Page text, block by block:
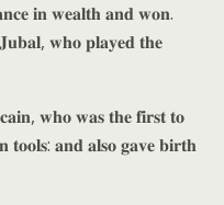
𝐢𝐧 𝐰𝐞𝐚𝐥𝐭𝐡 𝐚𝐧𝐝 𝐰𝐨𝐧.
𝐰𝐡𝐨 𝐩𝐥𝐚𝐲𝐞𝐝 𝐭𝐡𝐞
𝐰𝐡𝐨 𝐰𝐚𝐬 𝐭𝐡𝐞 𝐟𝐢𝐫𝐬𝐭 𝐭𝐨
𝐭𝐨𝐨𝐥𝐬: 𝐚𝐧𝐝 𝐚𝐥𝐬𝐨 𝐠𝐚𝐯𝐞 𝐛𝐢𝐫𝐭𝐡